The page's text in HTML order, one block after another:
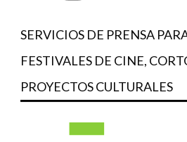
SERVICIOS DE PRENSA
FESTIVALES DE CINE,
PROYECTOS CULTURALES